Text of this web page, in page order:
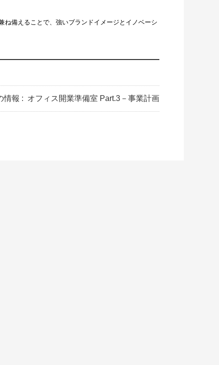
備えることで、強いブランドイメージとイノベーシ
情報 : オフィス開業準備室 Part.3－事業計画